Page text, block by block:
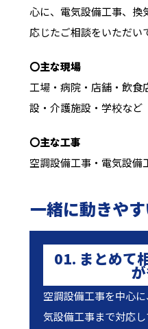
心に、電気設備工事、換
応じたご相談をいただい
〇主な現場
工場・病院・店舗・飲食
設・介護施設・学校など
〇主な工事
空調設備工事・電気設備
一緒に動きや
01. まとめて
空調設備工事を中心
気設備工事まで対応し